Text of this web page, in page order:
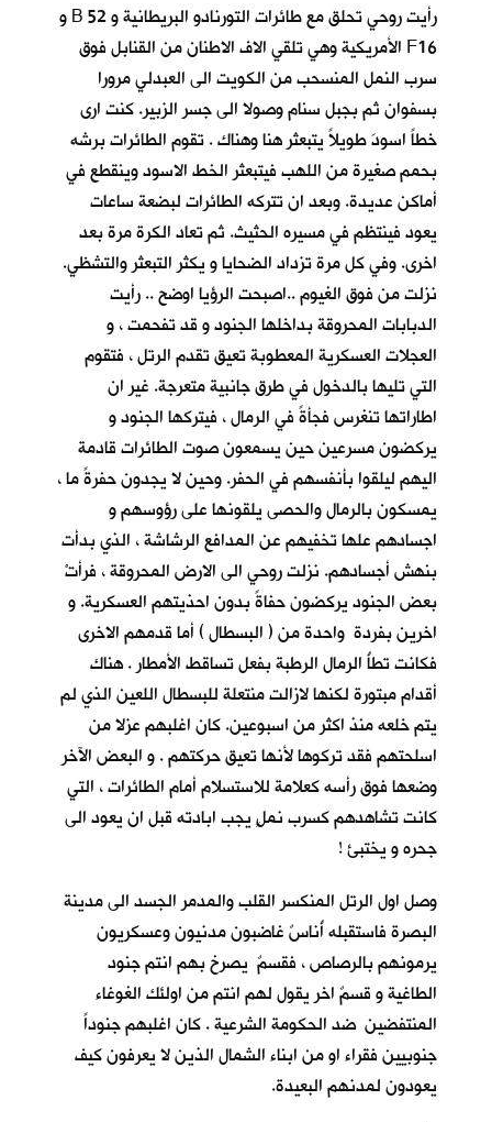
رأيت روحي تحلق مع طائرات التورنادو البريطانية و 52 B و
F16 الأمريكية وهي تلقي الاف الاطنان من القنابل فوق
سرب النمل المنسحب من الكويت الى العبدلي مرورا
بسفوان ثم بجبل سنام وصولا الى جسر الزبير. كنت ارى
خطاً اسودَ طويلاً يتبعثر هنا وهناك . تقوم الطائرات برشه
بحمم صغيرة من اللهب فيتبعثر الخط الاسود وينقطع في
أماكن عديدة. وبعد ان تتركه الطائرات لبضعة ساعات
يعود فينتظم في مسيره الحثيث. ثم تعاد الكرة مرة بعد
اخرى. وفي كل مرة تزداد الضحايا و يكثر التبعثر والتشظي.
نزلت من فوق الغيوم ..اصبحت الرؤيا اوضح .. رأيت
الدبابات المحروقة بداخلها الجنود و قد تفحمت ، و
العجلات العسكرية المعطوبة تعيق تقدم الرتل ، فتقوم
التي تليها بالدخول في طرق جانبية متعرجة. غير ان
اطاراتها تنغرس فجأةً في الرمال ، فيتركها الجنود و
يركضون مسرعين حين يسمعون صوت الطائرات قادمة
اليهم ليلقوا بأنفسهم في الحفر. وحين لا يجدون حفرةً ما ،
يمسكون بالرمال والحصى يلقونها على رؤوسهم و
اجسادهم علها تخفيهم عن المدافع الرشاشة ، الذي بدأت
بنهش أجسادهم. نزلت روحي الى الارض المحروقة ، فرأتْ
بعض الجنود يركضون حفاةً بدون احذيتهم العسكرية. و
اخرين بفردة واحدة من ( البسطال ) أما قدمهم الاخرى
فكانت تطأُ الرمال الرطبة بفعل تساقط الأمطار . هناك
أقدام مبتورة لكنها لازالت منتعلة للبسطال اللعين الذي لم
يتم خلعه منذ اكثر من اسبوعين. كان اغلبهم عزلا من
اسلحتهم فقد تركوها لأنها تعيق حركتهم . و البعض الآخر
وضعها فوق رأسه كعلامة للاستسلام أمام الطائرات ، التي
كانت تشاهدهم كسرب نملٍ يجب ابادته قبل ان يعود الى
جحره و يختبئ !
وصل اول الرتل المنكسر القلب والمدمر الجسد الى مدينة
البصرة فاستقبله أُناسٌ غاضبون مدنيون وعسكريون
يرمونهم بالرصاص ، فقسمٌ يصرخ بهم انتم جنود
الطاغية و قسمٌ اخر يقول لهم انتم من اولئك الغوغاء
المنتفضين ضد الحكومة الشرعية . كان اغلبهم جنوداً
جنوبيين فقراء او من ابناء الشمال الذين لا يعرفون كيف
يعودون لمدنهم البعيدة.